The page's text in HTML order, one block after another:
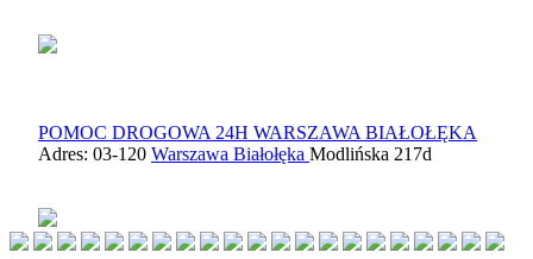
POMOC DROGOWA 24H WARSZAWA BIAŁOŁĘKA
Adres: 03-120 Warszawa Białołęka Modlińska 217d